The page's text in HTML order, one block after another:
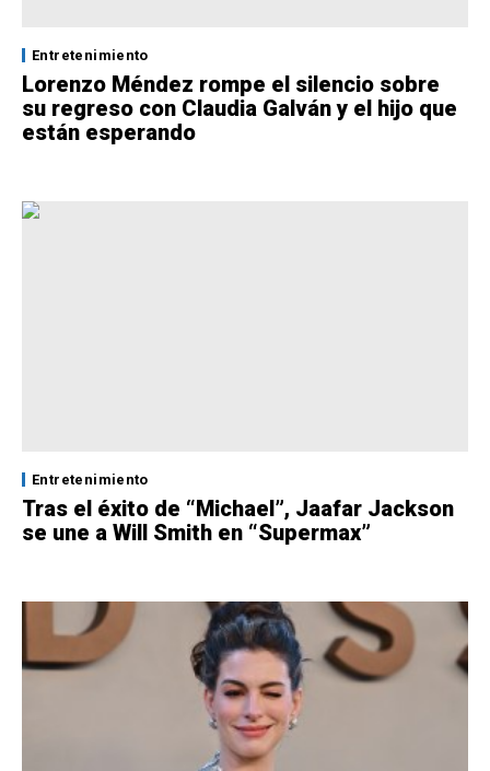
Entretenimiento
Lorenzo Méndez rompe el silencio sobre
su regreso con Claudia Galván y el hijo que
están esperando
Entretenimiento
Tras el éxito de “Michael”, Jaafar Jackson
se une a Will Smith en “Supermax”